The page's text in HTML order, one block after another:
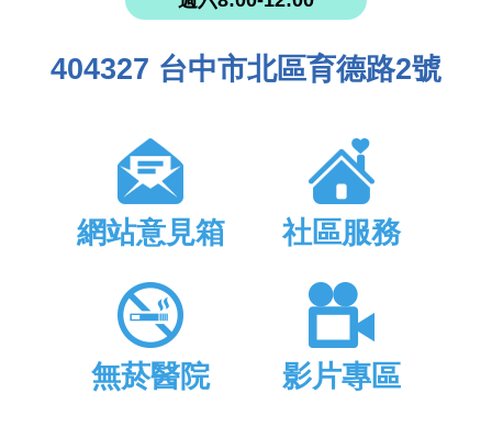
404327 台中市北區育德路2號
網站意見箱 社區服務
無菸醫院 影片專區